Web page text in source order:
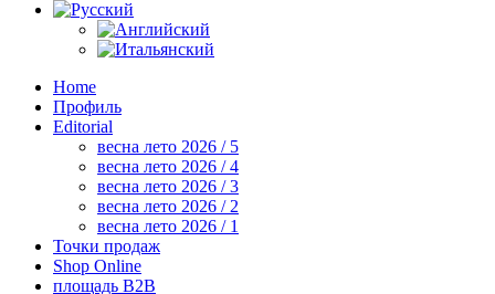
Home
Профиль
Editorial
весна лето 2026 / 5
весна лето 2026 / 4
весна лето 2026 / 3
весна лето 2026 / 2
весна лето 2026 / 1
Точки продаж
Shop Online
площадь B2B